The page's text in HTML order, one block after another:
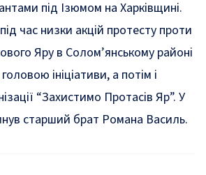
під Ізюмом на Харківщині.
час низки акцій протесту проти
Ярув Солом’янському районі
ініціативи, а потім і
“Захистимо Протасів Яр”. У
старший брат Романа Василь.